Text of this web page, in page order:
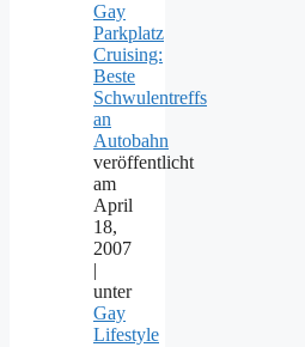
Gay
Parkplatz
Cruising:
Beste
Schwulentreffs
an
Autobahn
veröffentlicht
am
April
18,
2007
|
unter
Gay
Lifestyle